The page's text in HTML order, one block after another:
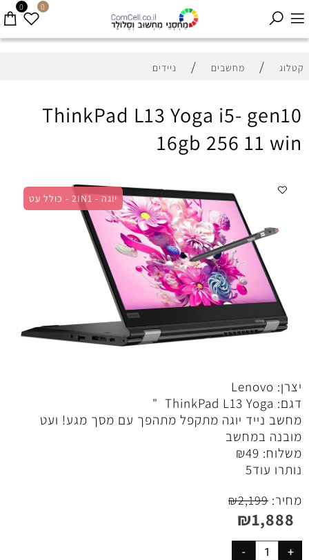
0 0
קטלוג / מחשבים / ניידים
ThinkPad L13 Yoga i5- gen10
16gb 256 11 win
יוגה - 2IN1 - כולל עט
יצרן: Lenovo
דגם: ThinkPad L13 Yoga "
מחשב נייד יוגה מתקפל מתהפך עם מסך מגע! ועט
מובנה במחשב
משלוח:
₪49
נותרו עוד5
מחיר:
₪2,199
₪1,888